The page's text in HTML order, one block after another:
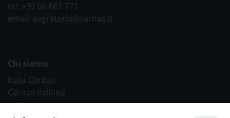
tel: +39 06 661 771
email: segreteria@caritas.it
Chi siamo
Italia Caritas
Caritas Italiana